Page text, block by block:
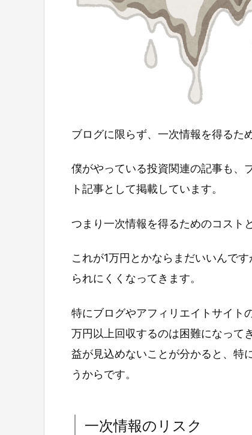
ブログに限らず、一次情報を得るた
僕がやっている投資関連の記事も、
ト記事として掲載しています。
つまり一次情報を得るためのコスト
これが1万円とかならまだいいんで
られにくくなってきます。
特にブログやアフィリエイトサイト
万円以上回収するのは困難になって
益が見込めないことが分かると、特
うからです。
一次情報のリスク